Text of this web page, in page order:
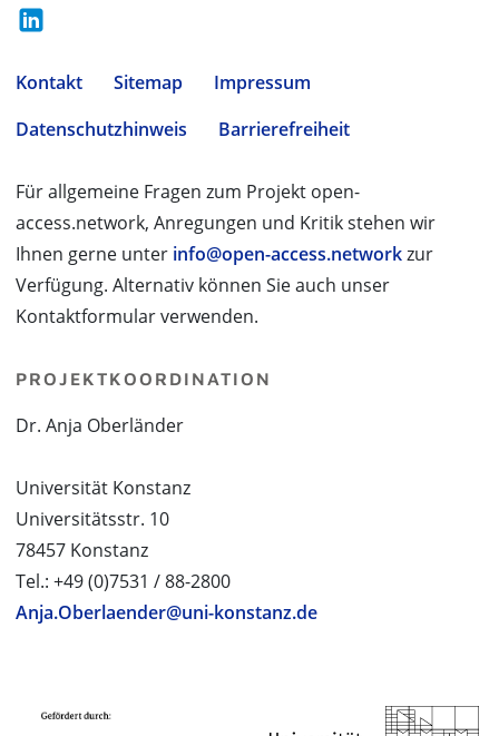
Kontakt Sitemap
Impressum
Datenschutzhinweis
Barrierefreiheit
Für allgemeine Fragen zum Projekt open-
access.network, Anregungen und Kritik stehen wir
Ihnen gerne unter info@open-access.networkzur
Verfügung. Alternativ können Sie auch unser
Kontaktformular verwenden.
PROJEKTKOORDINATION
Dr. Anja Oberländer
Universität Konstanz
Universitätsstr. 10
78457 Konstanz
Tel.: +49 (0)7531 / 88-2800
Anja.Oberlaender@uni-konstanz.de